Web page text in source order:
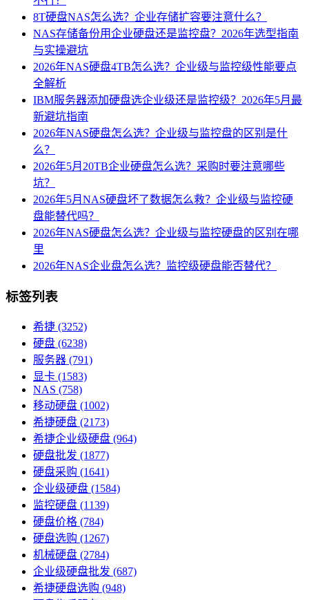
8T硬盘NAS怎么选？企业存储扩容要注意什么？
NAS存储备份用企业硬盘还是监控盘？2026年选型指南
与实操避坑
2026年NAS硬盘4TB怎么选？企业级与监控级性能要点
全解析
IBM服务器添加硬盘选企业级还是监控级？2026年5月最
新避坑指南
2026年NAS硬盘怎么选？企业级与监控盘的区别是什
么？
2026年5月20TB企业硬盘怎么选？采购时要注意哪些
坑？
2026年5月NAS硬盘坏了数据怎么救？企业级与监控硬
盘能替代吗？
2026年NAS硬盘怎么选？企业级与监控硬盘的区别在哪
里
2026年NAS企业盘怎么选？监控级硬盘能否替代？
标签列表
希捷 (3252)
硬盘 (6238)
服务器 (791)
显卡 (1583)
NAS (758)
移动硬盘 (1002)
希捷硬盘 (2173)
希捷企业级硬盘 (964)
硬盘批发 (1877)
硬盘采购 (1641)
企业级硬盘 (1584)
监控硬盘 (1139)
硬盘价格 (784)
硬盘选购 (1267)
机械硬盘 (2784)
企业级硬盘批发 (687)
希捷硬盘选购 (948)